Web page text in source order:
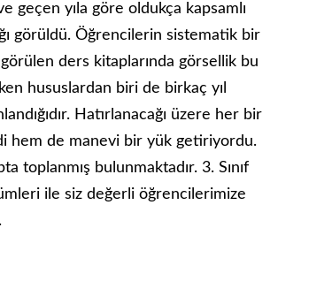
geçen yıla göre oldukça kapsamlı
görüldü. Öğrencilerin sistematik bir
ders kitaplarında görsellik bu
hususlardan biri de birkaç yıl
Hatırlanacağı üzere her bir
hem de manevi bir yük getiriyordu.
bulunmaktadır. 3. Sınıf
ile siz değerli öğrencilerimize